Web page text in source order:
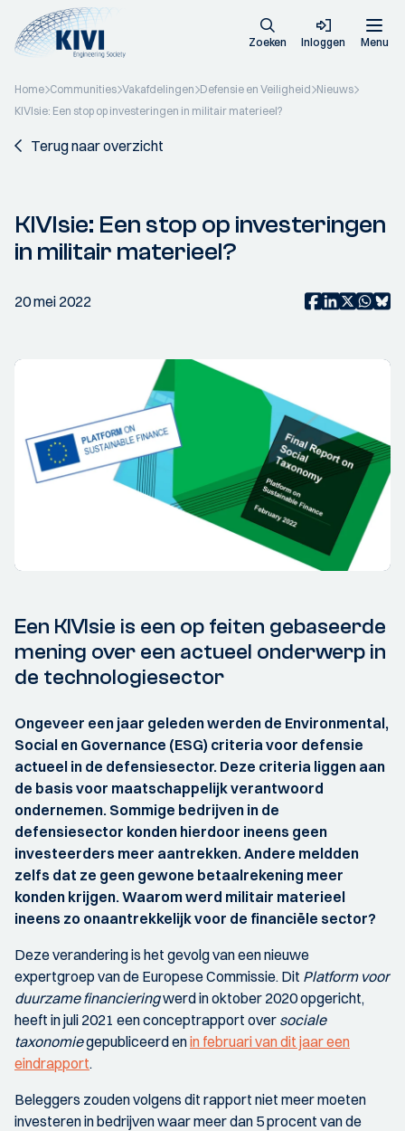
Zoeken Inloggen Menu
Home Communities Vakafdelingen Defensie en Veiligheid Nieuws
KIVIsie: Een stop op investeringen in militair materieel?
Terug naar overzicht
KIVIsie: Een stop op investeringen
in militair materieel?
20 mei 2022
Een KIVIsie is een op feiten gebaseerde
mening over een actueel onderwerp in
de technologiesector
Ongeveer een jaar geleden werden de Environmental,
Social en Governance (ESG) criteria voor defensie
actueel in de defensiesector. Deze criteria liggen aan
de basis voor maatschappelijk verantwoord
ondernemen. Sommige bedrijven in de
defensiesector konden hierdoor ineens geen
investeerders meer aantrekken. Andere meldden
zelfs dat ze geen gewone betaalrekening meer
konden krijgen. Waarom werd militair materieel
ineens zo onaantrekkelijk voor de financiële sector?
Deze verandering is het gevolg van een nieuwe
expertgroep van de Europese Commissie. Dit Platform voor
duurzame financieringwerd in oktober 2020 opgericht,
heeft in juli 2021 een conceptrapport over sociale
taxonomiegepubliceerd enin februari van dit jaar een
eindrapport.
Beleggers zouden volgens dit rapport niet meer moeten
investeren in bedrijven waar meer dan 5 procent van de